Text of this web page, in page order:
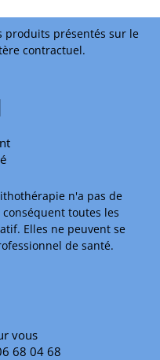
produits présentés sur le
contractuel.
n'a pas de
toutes les
Elles ne peuvent se
de santé.
vous
68 04 68